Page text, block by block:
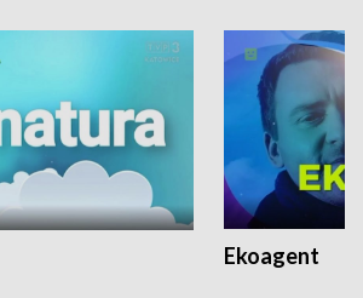
Ekoagent